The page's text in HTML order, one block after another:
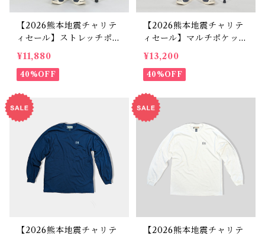
【2026熊本地震チャリテ
ィセール】ストレッチポン
チパンツ ブラック BW
-107VM
¥11,880
40%OFF
【2026熊本地震チャリテ
ィセール】マルチポケット
¥13,200
40%OFF
【2026熊本地震チャリテ
【2026熊本地震チャリテ